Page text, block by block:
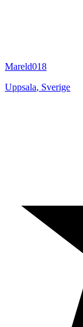
Mareld018
Uppsala, Sverige